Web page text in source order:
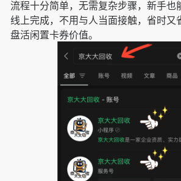
流程十分简单，无需复杂步骤，新手也
线上完成，不用与人当面接触，省时又
盘活闲置卡券价值。